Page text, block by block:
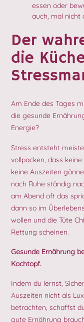
essen oder
auch, mal nicht
Der
die
Am Ende des Tages
die gesunde
Energie?
Stress entsteht
vollpacken, dass
keine Auszeiten
nach Ruhe ständig
am Abend oft das
dann so im
wollen und die Tüte
Rettung scheinen.
Gesunde Ernährung
Kochtopf.
Indem du lernst,
Auszeiten nicht als
betrachten, schaffst
gute Ernährung